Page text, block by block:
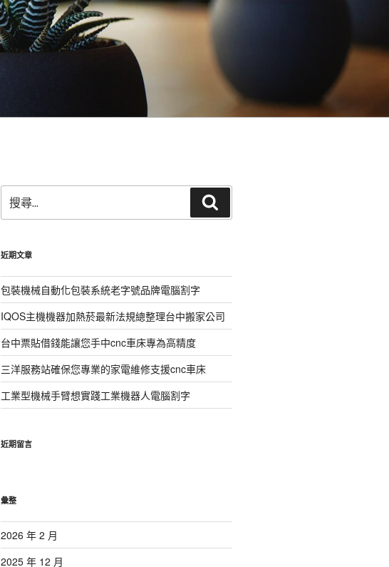
尋
關
字:
尋
近期文章
包裝機械自動化包裝系統老字號品牌電腦割字
IQOS主機機器加熱菸最新法規總整理台中搬家公司
台中票貼借錢能讓您手中cnc車床專為高精度
三洋服務站確保您專業的家電維修支援cnc車床
工業型機械手臂想實踐工業機器人電腦割字
近期留言
彙整
2026 年 2 月
2025 年 12 月